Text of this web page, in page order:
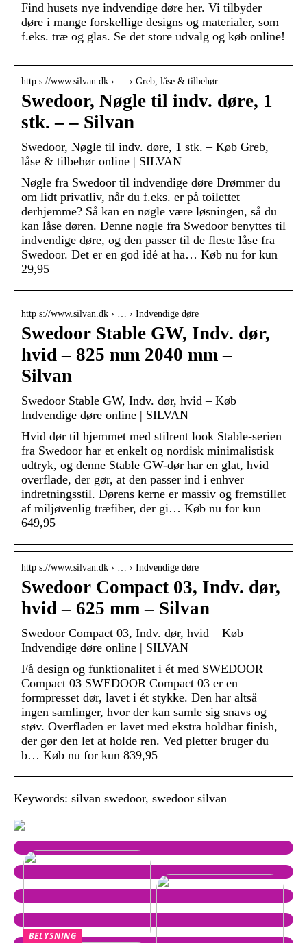
Find husets nye indvendige døre her. Vi tilbyder
døre i mange forskellige designs og materialer, som
f.eks. træ og glas. Se det store udvalg og køb online!
http s://www.silvan.dk › … › Greb, låse & tilbehør
Swedoor, Nøgle til indv. døre, 1
stk. – – Silvan
Swedoor, Nøgle til indv. døre, 1 stk. – Køb Greb,
låse & tilbehør online | SILVAN
Nøgle fra Swedoor til indvendige døre Drømmer du
om lidt privatliv, når du f.eks. er på toilettet
derhjemme? Så kan en nøgle være løsningen, så du
kan låse døren. Denne nøgle fra Swedoor benyttes til
indvendige døre, og den passer til de fleste låse fra
Swedoor. Det er en god idé at ha… Køb nu for kun
29,95
http s://www.silvan.dk › … › Indvendige døre
Swedoor Stable GW, Indv. dør,
hvid – 825 mm 2040 mm –
Silvan
Swedoor Stable GW, Indv. dør, hvid – Køb
Indvendige døre online | SILVAN
Hvid dør til hjemmet med stilrent look Stable-serien
fra Swedoor har et enkelt og nordisk minimalistisk
udtryk, og denne Stable GW-dør har en glat, hvid
overflade, der gør, at den passer ind i enhver
indretningsstil. Dørens kerne er massiv og fremstillet
af miljøvenlig træfiber, der gi… Køb nu for kun
649,95
http s://www.silvan.dk › … › Indvendige døre
Swedoor Compact 03, Indv. dør,
hvid – 625 mm – Silvan
Swedoor Compact 03, Indv. dør, hvid – Køb
Indvendige døre online | SILVAN
Få design og funktionalitet i ét med SWEDOOR
Compact 03 SWEDOOR Compact 03 er en
formpresset dør, lavet i ét stykke. Den har altså
ingen samlinger, hvor der kan samle sig snavs og
støv. Overfladen er lavet med ekstra holdbar finish,
der gør den let at holde ren. Ved pletter bruger du
b… Køb nu for kun 839,95
Keywords: silvan swedoor, swedoor silvan
BELYSNING